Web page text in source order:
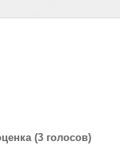
(3 голосов)